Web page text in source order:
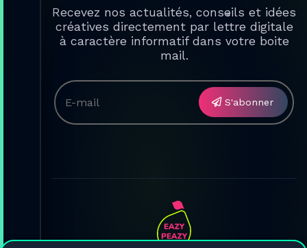
Recevez nos actualités, conseils et idées
créatives directement par lettre digitale
à caractère informatif dans votre boite
mail.
S'abonner